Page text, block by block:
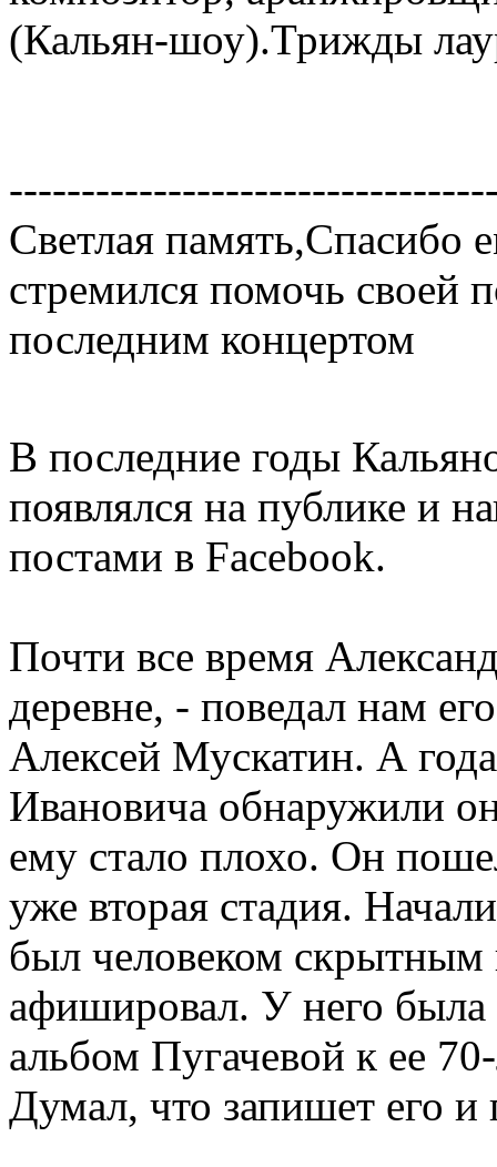
(Кальян-шоу).Трижды
Светлая память,Спасибо
стремился помочь своей
последним концертом
В последние годы
появлялся на публике и
постами в Facebook.
Почти все время
деревне, - поведал нам
Алексей Мускатин. А
Ивановича обнаружили
ему стало плохо. Он
уже вторая стадия.
был человеком скрытным
афишировал. У него была
альбом Пугачевой к ее
Думал, что запишет его и